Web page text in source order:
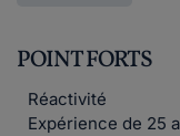
POINT FORTS
Réactivité
Expérience de 25